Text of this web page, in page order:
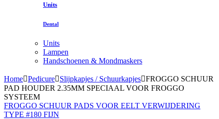
Units
Dental
Units
Lampen
Handschoenen & Mondmaskers
Home Pedicure Slijpkapjes / Schuurkapjes FROGGO SCHUUR
PAD HOUDER 2.35MM SPECIAAL VOOR FROGGO
SYSTEEM
FROGGO SCHUUR PADS VOOR EELT VERWIJDERING
TYPE #180 FIJN